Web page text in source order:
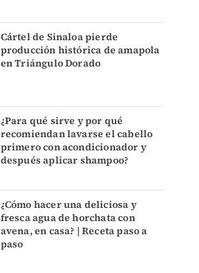
Cártel de Sinaloa pierde
producción histórica de amapola
en Triángulo Dorado
¿Para qué sirve y por qué
recomiendan lavarse el cabello
primero con acondicionador y
después aplicar shampoo?
¿Cómo hacer una deliciosa y
fresca agua de horchata con
avena, en casa? | Receta paso a
paso